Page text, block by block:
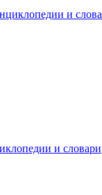
и
и словари